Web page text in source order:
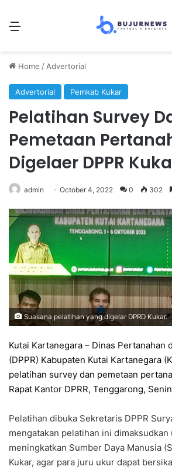
Home / Advertorial
Advertorial Pemkab Kukar
Pelatihan Survey
Pemetaan
Digelaer DPPR
admin October 4, 2022 0 302
Suasana pelatihan yang digelar DPRD Kukar.
Kutai Kartanegara – Dinas Pertanahan
(DPPR) Kabupaten Kutai Kartanegara
pelatihan survey dan pemetaan
Rapat Kantor DPRR, Tenggarong,
Pelatihan dibuka Sekretaris DPPR
mengatakan pelatihan ini dimaksudkan
meningkatkan Sumber Daya Manusia
Kukar, agar para juru ukur dapat